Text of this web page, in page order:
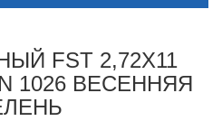
FST 2,72Х11
1026 ВЕСЕННЯЯ